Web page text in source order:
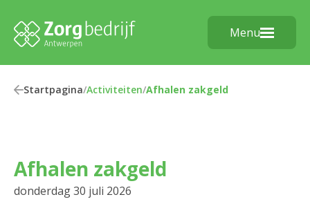
Menu
Startpagina/Activiteiten/Afhalen zakgeld
Afhalen zakgeld
donderdag 30 juli 2026